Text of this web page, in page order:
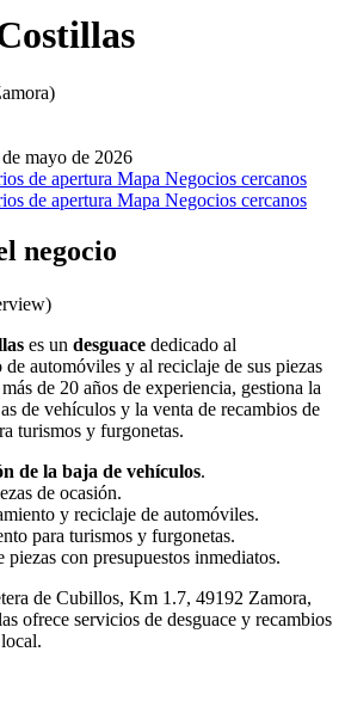
mayo de 2026
de apertura Mapa Negocios cercanos
de apertura Mapa Negocios cercanos
negocio
es un desguace dedicado al
de automóviles y al reciclaje de sus piezas
de 20 años de experiencia, gestiona la
de vehículos y la venta de recambios de
turismos y furgonetas.
de la baja de vehículos.
de ocasión.
y reciclaje de automóviles.
para turismos y furgonetas.
piezas con presupuestos inmediatos.
de Cubillos, Km 1.7, 49192 Zamora,
ofrece servicios de desguace y recambios